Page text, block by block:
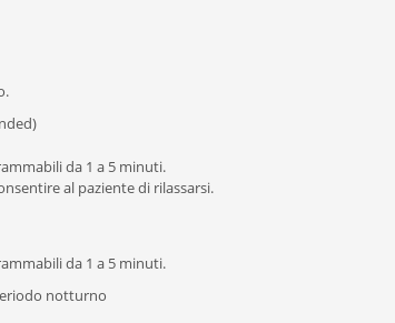
da 1 a 5 minuti.
al paziente di rilassarsi.
da 1 a 5 minuti.
notturno